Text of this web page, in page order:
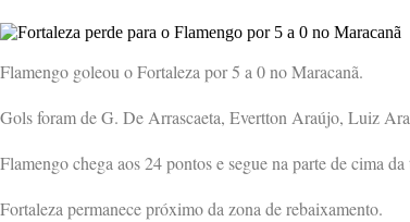
Flamengo goleou o Fortaleza por 5 a 0 no Maracanã.
Gols foram de G. De Arrascaeta, Evertton Araújo, Luiz
Flamengo chega aos 24 pontos e segue na parte de cima da
Fortaleza permanece próximo da zona de rebaixamento.